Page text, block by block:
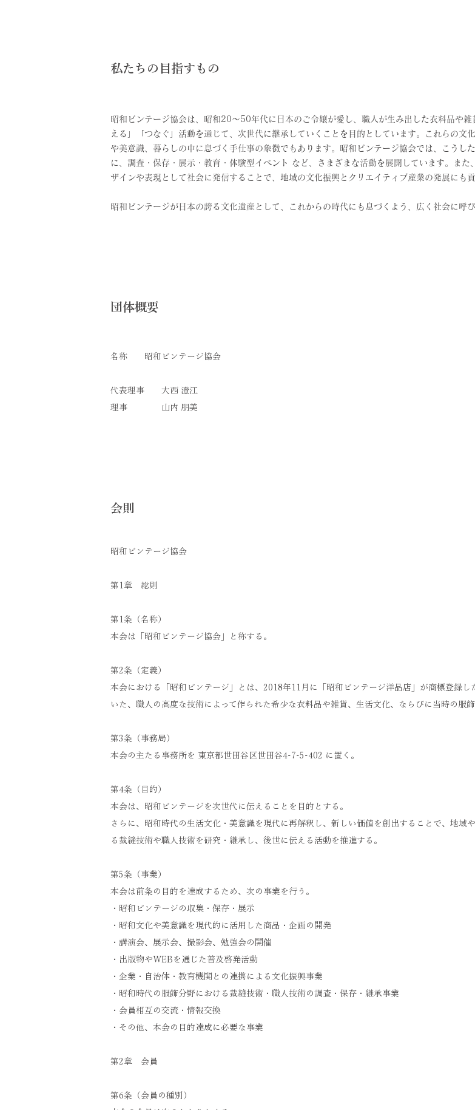
​私たちの目指すもの
昭和ビンテージ協会は、昭和20〜50年代に日本のご令嬢が愛し、職人が生み出した衣料品や雑
える」「つなぐ」活動を通じて、次世代に継承していくことを目的としています。
これらの文
や美意識、暮らしの中に息づく手仕事の象徴でもあります。昭和ビンテージ協会では、こうし
に、 調査・保存・展示・教育・体験型イベント など、さまざまな活動を展開しています。
また
ザインや表現として社会に発信することで、地域の文化振興とクリエイティブ産業の発展にも
昭和ビンテージが日本の誇る文化遺産として、これからの時代にも息づくよう、広く社会に呼
団体概要
名称 昭和ビンテージ協会
代表理事 大西 澄江
理事 山内 朋美
会則
昭和ビンテージ協会
第1章 総則
第1条（名称）
本会は「昭和ビンテージ協会」と称する。
第2条（定義）
本会における「昭和ビンテージ」とは、2018年11月に「昭和ビンテージ洋品店」が商標登録
いた、職人の高度な技術によって作られた希少な衣料品や雑貨、生活文化、ならびに当時の服飾
第3条（事務局）
本会の主たる事務所を 東京都世田谷区世田谷4-7-5-402 に置く。
第4条（目的）
本会は、昭和ビンテージを次世代に伝えることを目的とする。
さらに、昭和時代の生活文化・美意識を現代に再解釈し、新しい価値を創出することで、地域
る裁縫技術や職人技術を研究・継承し、後世に伝える活動を推進する。
第5条（事業）
本会は前条の目的を達成するため、次の事業を行う。
・昭和ビンテージの収集・保存・展示
・昭和文化や美意識を現代的に活用した商品・企画の開発
・講演会、展示会、撮影会、勉強会の開催
・出版物やWEBを通じた普及啓発活動
・企業・自治体・教育機関との連携による文化振興事業
・昭和時代の服飾分野における裁縫技術・職人技術の調査・保存・継承事業
・会員相互の交流・情報交換
・その他、本会の目的達成に必要な事業
第2章 会員
第6条（会員の種別）